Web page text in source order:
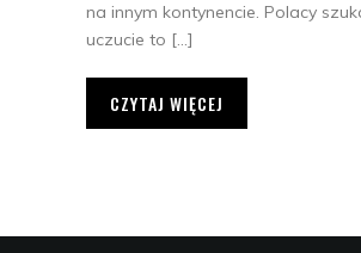
na innym kontynencie. Polacy
uczucie to […]
CZYTAJ WIĘCEJ